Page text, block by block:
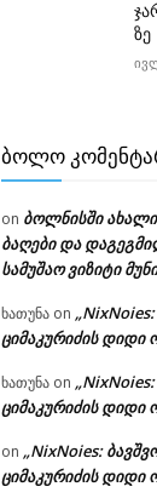
ᲑᲝᲚᲝ
on ბოლნისში
ბაღები და
სამუშაო ვიზიტი
ხათუნა on
ციმაკურიძის დიდი
ხათუნა on
ციმაკურიძის დიდი
on „NixNoies:
ციმაკურიძის დიდი